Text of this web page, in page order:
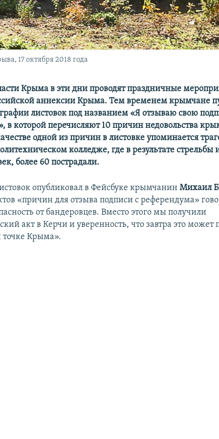
17 октября 2018 года
Крыма в эти дни проводят праздничные
аннексии Крыма. Тем временем крымчане
листовок под названием «Я отзываю свою
в которой перечисляют 10 причин недовольства
одной из причин в листовке упоминается
колледже, где в результате стрельбы
более 60 пострадали.
опубликовал в Фейсбуке крымчанин Михаил
«причин для отзыва подписи с референдума»
от бандеровцев. Вместо этого мы получили
акт в Керчи и уверенность, что завтра это может
точке Крыма».